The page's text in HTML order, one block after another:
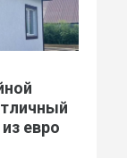
евро